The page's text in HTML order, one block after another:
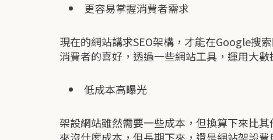
更容易掌握消費者需求
現在的網站講求SEO架構，才能在Google搜
消費者的喜好，透過一些網站工具，運用大
低成本高曝光
架設網站雖然需要一些成本，但換算下來比